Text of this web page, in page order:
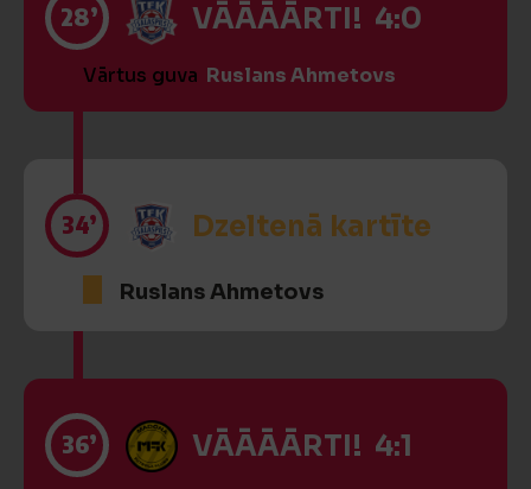
28’ VĀĀĀĀRTI! 4:0
Vārtus guva Ruslans Ahmetovs
34’ Dzeltenā kartīte
Ruslans Ahmetovs
36’ VĀĀĀĀRTI! 4:1